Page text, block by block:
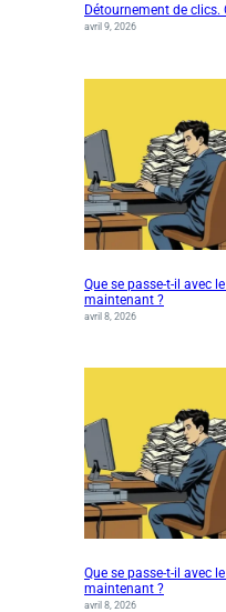
Détournement de clics.
avril 9, 2026
Que se passe-t-il avec
maintenant ?
avril 8, 2026
Que se passe-t-il avec
maintenant ?
avril 8, 2026